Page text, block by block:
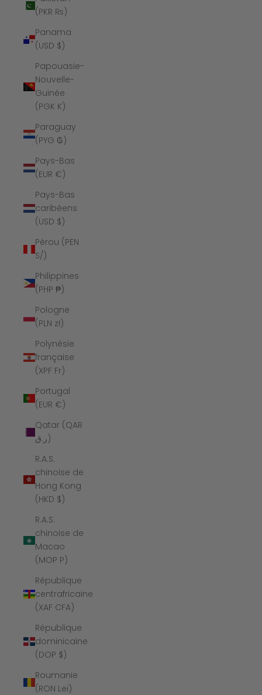
(PKR ₨)
Panama
(USD $)
Papouasie-
Nouvelle-
Guinée
(PGK K)
Paraguay
(PYG ₲)
Pays-Bas
(EUR €)
Pays-Bas
caribéens
(USD $)
Pérou (PEN
S/)
Philippines
(PHP ₱)
Pologne
(PLN zł)
Polynésie
française
(XPF Fr)
Portugal
(EUR €)
Qatar (QAR
ر.ق)
R.A.S.
chinoise de
Hong Kong
(HKD $)
R.A.S.
chinoise de
Macao
(MOP P)
République
centrafricaine
(XAF CFA)
République
dominicaine
(DOP $)
Roumanie
(RON Lei)